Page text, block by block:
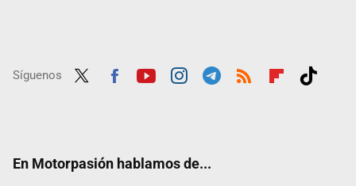
Síguenos
En Motorpasión hablamos de...